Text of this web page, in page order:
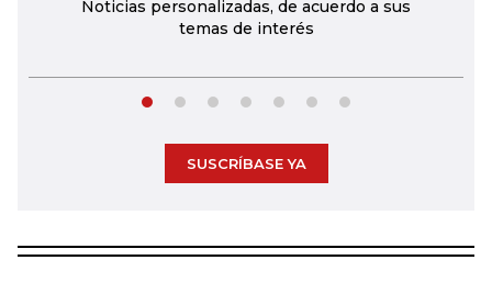
Noticias personalizadas, de acuerdo a sus
temas de interés
SUSCRÍBASE YA